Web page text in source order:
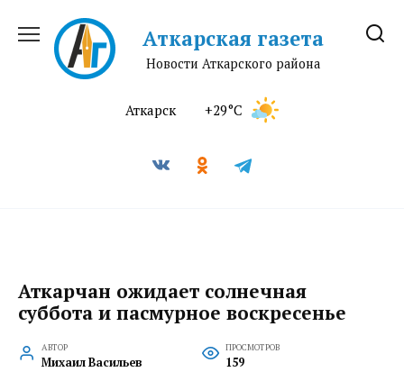
содержанию
Аткарская газета
Новости Аткарского района
Аткарск +29°C
Аткарчан ожидает солнечная
суббота и пасмурное воскресенье
АВТОР
Михаил Васильев
ПРОСМОТРОВ
159